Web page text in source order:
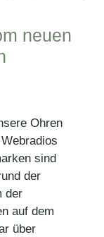
neuen
Ohren
sind
der
der
auf dem
über